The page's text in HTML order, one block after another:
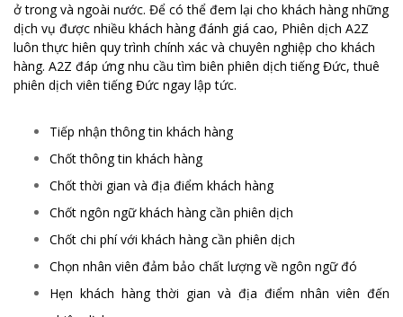
ở trong và ngoài nước. Để có thể đem lại cho khách hàng những
dịch vụ được nhiều khách hàng đánh giá cao, Phiên dịch A2Z
luôn thực hiên quy trình chính xác và chuyên nghiệp cho khách
hàng. A2Z đáp ứng nhu cầu tìm biên phiên dịch tiếng Đức, thuê
phiên dịch viên tiếng Đức ngay lập tức.
Tiếp nhận thông tin khách hàng
Chốt thông tin khách hàng
Chốt thời gian và địa điểm khách hàng
Chốt ngôn ngữ khách hàng cần phiên dịch
Chốt chi phí với khách hàng cần phiên dịch
Chọn nhân viên đảm bảo chất lượng về ngôn ngữ đó
Hẹn khách hàng thời gian và địa điểm nhân viên đến